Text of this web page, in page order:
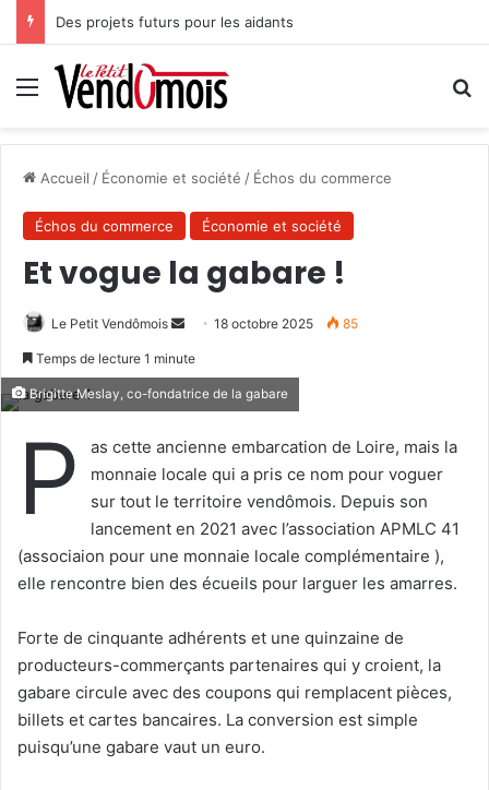
Des projets futurs pour les aidants
Menu
Accueil / Économie et société / Échos du commerce
Échos du commerce Économie et société
Et vogue la gabare !
Le Petit Vendômois
v
o
e
r
u
n
c
o
r
i
e
18 octobre 2025 85
Temps de lecture 1 minute
Brigitte Meslay, co-fondatrice de la gabare
P
as cette ancienne embarcation de Loire, mais la
monnaie locale qui a pris ce nom pour voguer
sur tout le territoire vendômois. Depuis son
lancement en 2021 avec l’association APMLC 41
(associaion pour une monnaie locale complémentaire ),
elle rencontre bien des écueils pour larguer les amarres.
Forte de cinquante adhérents et une quinzaine de
producteurs-commerçants partenaires qui y croient, la
gabare circule avec des coupons qui remplacent pièces,
billets et cartes bancaires. La conversion est simple
puisqu’une gabare vaut un euro.